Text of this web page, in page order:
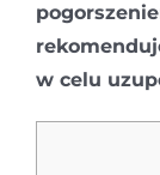
w celu